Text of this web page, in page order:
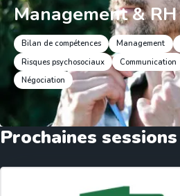
Management & RH
Bilan de compétences Management
Risques psychosociaux
Communication
Négociation
Prochaines sessions